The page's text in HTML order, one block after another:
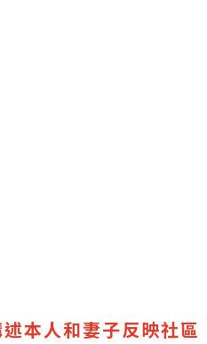
本人和妻子反映社區